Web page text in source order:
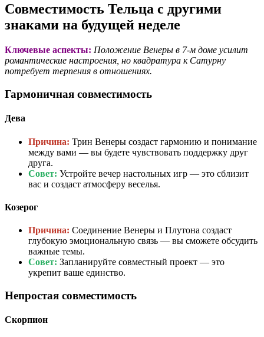
Совместимость Тельца с другими
знаками на будущей неделе
Ключевые аспекты: Положение Венеры в 7-м доме усилит
романтические настроения, но квадратура к Сатурну
потребует терпения в отношениях.
Гармоничная совместимость
Дева
Причина: Трин Венеры создаст гармонию и понимание
между вами — вы будете чувствовать поддержку друг
друга.
Совет: Устройте вечер настольных игр — это сблизит
вас и создаст атмосферу веселья.
Козерог
Причина: Соединение Венеры и Плутона создаст
глубокую эмоциональную связь — вы сможете обсудить
важные темы.
Совет: Запланируйте совместный проект — это
укрепит ваше единство.
Непростая совместимость
Скорпион